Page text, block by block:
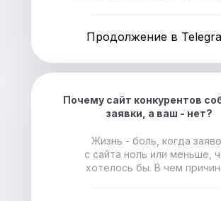
Продолжение в
Почему сайт конкурентов
заявки, а ваш - нет?
Жизнь - боль, когда
с сайта ноль или меньше,
хотелось бы. В чем